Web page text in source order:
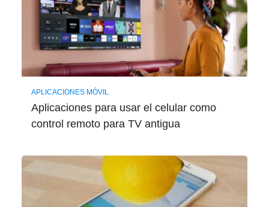
APLICACIONES MÓVIL
Aplicaciones para usar el celular como
control remoto para TV antigua